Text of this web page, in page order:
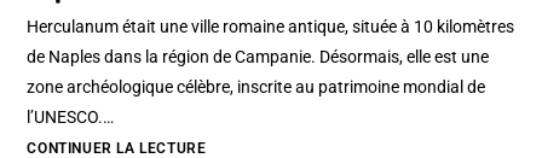
Naples
Herculanum était une ville romaine antique, située à 10 kilomètres
de Naples dans la région de Campanie. Désormais, elle est une
zone archéologique célèbre, inscrite au patrimoine mondial de
l’UNESCO.…
CONTINUER LA LECTUREHerculanum,